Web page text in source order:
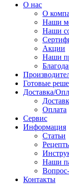
О нас
О
Наши
Наши
Акции
Наши
Готовые
Доставка/
Оплата
Сервис
Информация
Статьи
Наши
Контакты